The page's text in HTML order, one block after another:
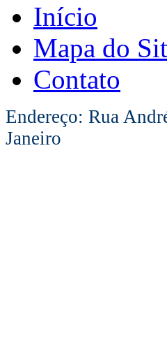
Início
Mapa do
Contato
Endereço: Rua
Janeiro